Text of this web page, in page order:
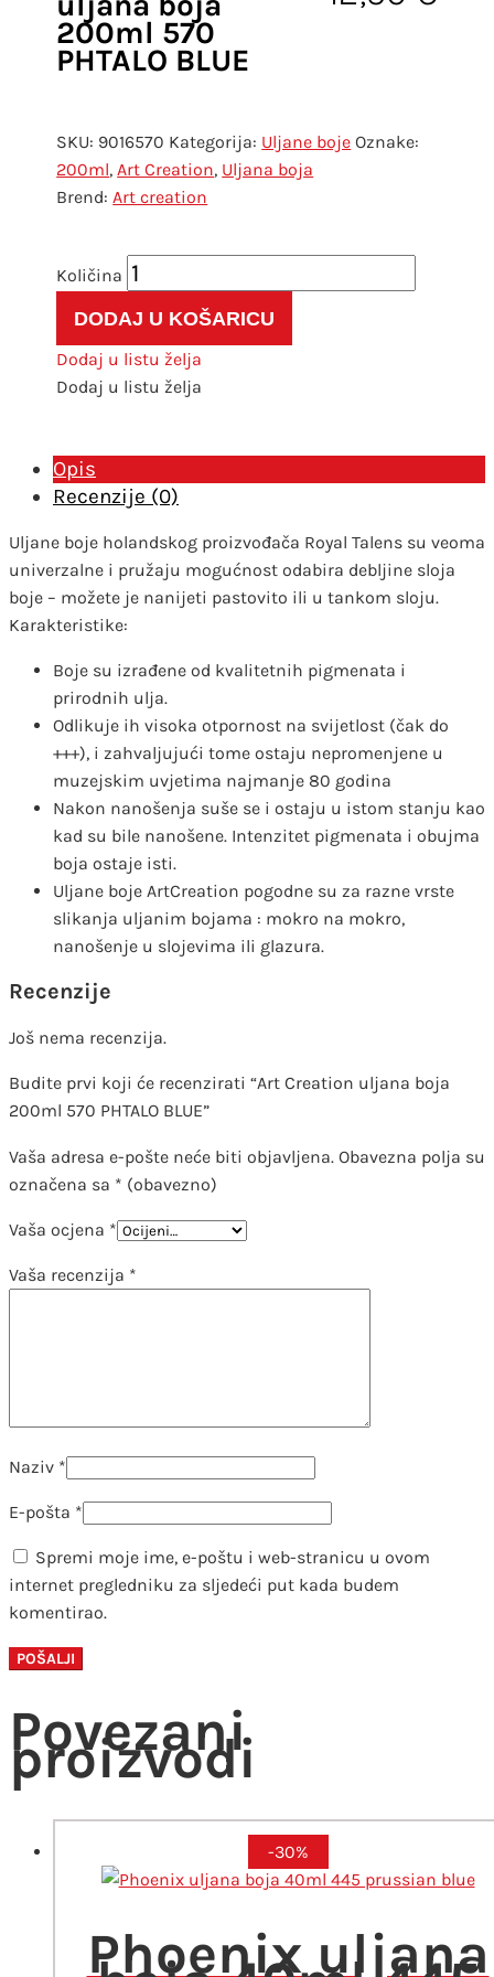
200ml 570
PHTALO BLUE
SKU: 9016570 Kategorija: Uljane boje Oznake:
200ml, Art Creation, Uljana boja
Art creation
Art
Creation
uljana
boja
200ml
BLUE
količina
DODAJ U KOŠARICU
Dodaj u listu želja
Dodaj u listu želja
Opis
Recenzije (0)
Uljane boje holandskog proizvođača Royal Talens su veoma
univerzalne i pružaju mogućnost odabira debljine sloja
boje – možete je nanijeti pastovito ili u tankom sloju.
Karakteristike:
Boje su izrađene od kvalitetnih pigmenata i
prirodnih ulja.
Odlikuje ih visoka otpornost na svijetlost (čak do
+++), i zahvaljujući tome ostaju nepromenjene u
muzejskim uvjetima najmanje 80 godina
Nakon nanošenja suše se i ostaju u istom stanju kao
kad su bile nanošene. Intenzitet pigmenata i obujma
boja ostaje isti.
Uljane boje ArtCreation pogodne su za razne vrste
slikanja uljanim bojama : mokro na mokro,
nanošenje u slojevima ili glazura.
Recenzije
Još nema recenzija.
Budite prvi koji će recenzirati “Art Creation uljana boja
200ml 570 PHTALO BLUE”
Vaša adresa e-pošte neće biti objavljena. Obavezna polja su
označena sa * (obavezno)
Vaša ocjena *
Vaša recenzija *
Naziv *
E-pošta *
Spremi moje ime, e-poštu i web-stranicu u ovom
internet pregledniku za sljedeći put kada budem
komentirao.
Povezani
proizvodi
-30%
Phoenix uljana